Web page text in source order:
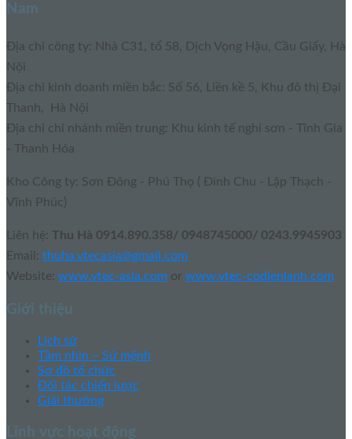
Nam
Địa chỉ công ty: Nhà C31, tổ 58, Dịch Vọng Hậu, Cầu Giấy, Hà
Nội
Địa chỉ kinh doanh miền bắc: Số 56, Liền kề 5, Khu đô thị Đại
Thanh, Hà Nội
Địa chỉ chi nhánh miền trung: Khu kinh tế nghi sơn - Tĩnh Gia
- Thanh Hóa
Kho Công ty: Sơn Đông - Phú Thọ ( Đình Chu - Lập Thạch -
Vĩnh Phúc)
Liên hệ: Thu Hà 0914.890.358/ 0948745000/ 0243.9945903
Email: thuha.vtecasia@gmail.com
Website: www.vtec-asia.com or www.vtec-codienlanh.com
Giới thiệu
Lịch sử
Tầm nhìn – Sứ mệnh
Sơ đồ tổ chức
Đối tác chiến lược
Giải thưởng
Lĩnh vực hoạt động